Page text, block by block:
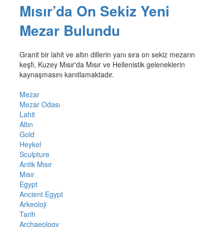
Mısır’da On Sekiz Yeni
Mezar Bulundu
Granit bir lahit ve altın dillerin yanı sıra on sekiz mezarın
keşfi, Kuzey Mısır'da Mısır ve Hellenistik geleneklerin
kaynaşmasını kanıtlamaktadır.
Mezar
Mezar Odası
Lahit
Altın
Gold
Heykel
Sculpture
Antik Mısır
Mısır
Egypt
Ancient Egypt
Arkeoloji
Tarih
Archaeology